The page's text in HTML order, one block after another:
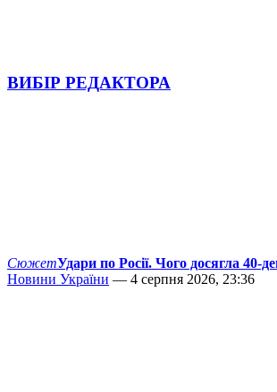
ВИБІР РЕДАКТОРА
СюжетУдари по Росії. Чого досягла 40-
Новини України — 4 серпня 2026, 23:36